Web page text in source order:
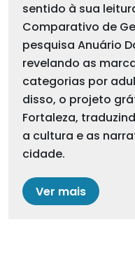
sentido à sua
Comparativo de
pesquisa Anuário
revelando as
categorias por
disso, o projeto
Fortaleza,
a cultura e as
cidade.
Ver mais